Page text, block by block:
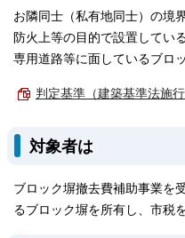
お隣同士（私有地同士）の境
防火上等の目的で設置してい
専用道路等に面しているブロ
判定基準（建築基準法施
対象者は
ブロック塀撤去費補助事業を
るブロック塀を所有し、市税